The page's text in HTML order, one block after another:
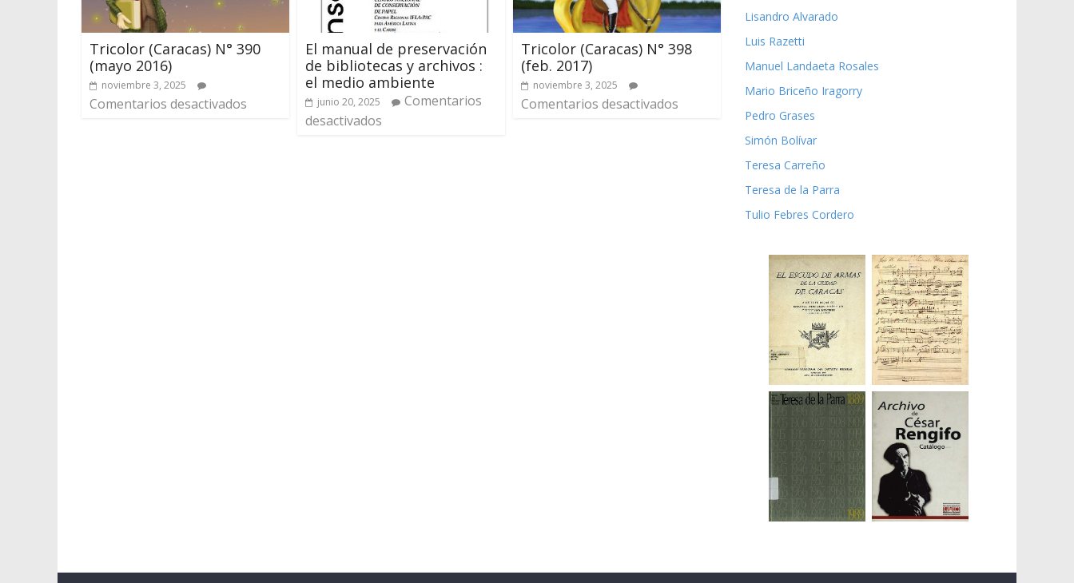
Tricolor (Caracas) N° 390
(mayo 2016)
noviembre 3, 2025
Comentarios desactivados
El manual de preservación
de bibliotecas y archivos :
el medio ambiente
junio 20, 2025
Comentarios
desactivados
Tricolor (Caracas) N° 398
(feb. 2017)
noviembre 3, 2025
Comentarios desactivados
Lisandro Alvarado
Luis Razetti
Manuel Landaeta Rosales
Mario Briceño Iragorry
Pedro Grases
Simón Bolívar
Teresa Carreño
Teresa de la Parra
Tulio Febres Cordero